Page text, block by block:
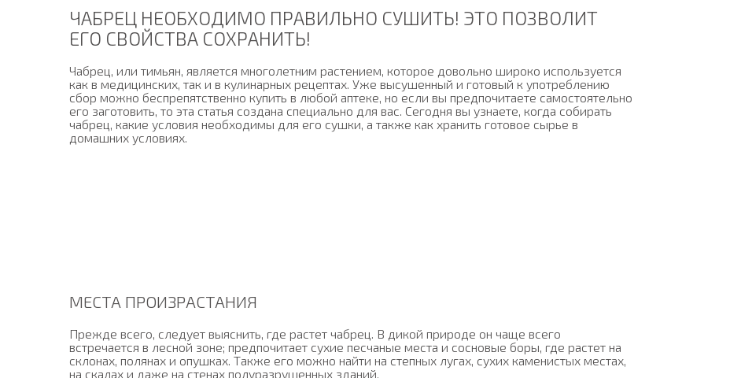
ЧАБРЕЦ НЕОБХОДИМО ПРАВИЛЬНО СУШИТЬ! ЭТО ПОЗВОЛИТ
ЕГО СВОЙСТВА СОХРАНИТЬ!
Чабрец, или тимьян, является многолетним растением, которое довольно широко используется
как в медицинских, так и в кулинарных рецептах. Уже высушенный и готовый к употреблению
сбор можно беспрепятственно купить в любой аптеке, но если вы предпочитаете самостоятельно
его заготовить, то эта статья создана специально для вас. Сегодня вы узнаете, когда собирать
чабрец, какие условия необходимы для его сушки, а также как хранить готовое сырье в
домашних условиях.
МЕСТА ПРОИЗРАСТАНИЯ
Прежде всего, следует выяснить, где растет чабрец. В дикой природе он чаще всего
встречается в лесной зоне; предпочитает сухие песчаные места и сосновые боры, где растет на
склонах, полянах и опушках. Также его можно найти на степных лугах, сухих каменистых местах,
на скалах и даже на стенах полуразрушенных зданий.